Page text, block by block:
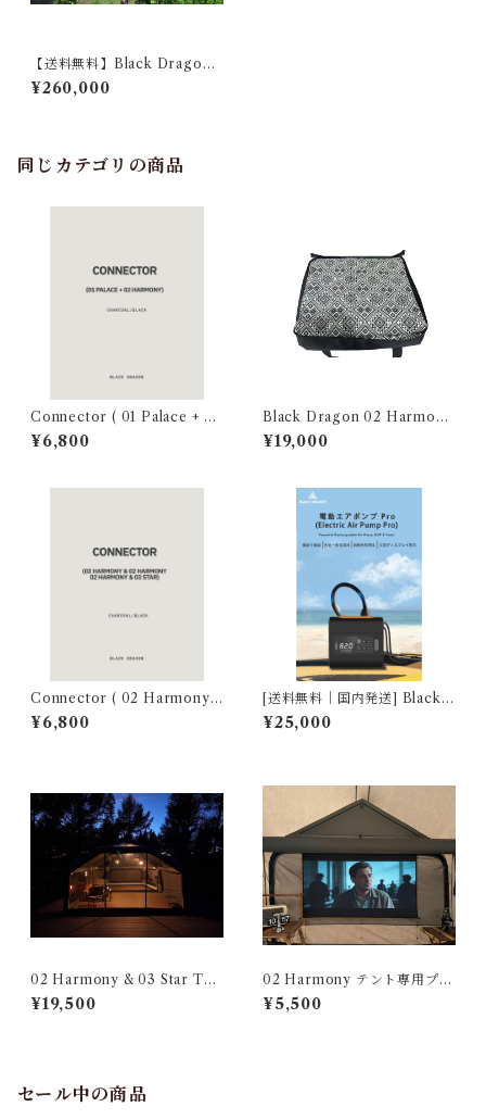
【送料無料】Black Dragon
エアテント 02 Harmony 天
和 エアテント （Inflatable T
¥260,000
同じカテゴリの商品
Connector ( 01 Palace + 02
Harmony)
¥6,800
Black Dragon 02 Harmony
Carpet カーペットCarpet 22
2404461025-1
¥19,000
Connector ( 02 Harmony
& 02 Harmony, 02 Harmon
y & 03 Star)
¥6,800
[送料無料｜国内発送] Black
Dragon 電動エアポンプ Pro
（最高気圧は22PSIまで到達
¥25,000
02 Harmony & 03 Star TP
U door
¥19,500
02 Harmony テント専用プロ
ジェクタースクリーン Projec
tion Screen for 02 Harmon
¥5,500
セール中の商品